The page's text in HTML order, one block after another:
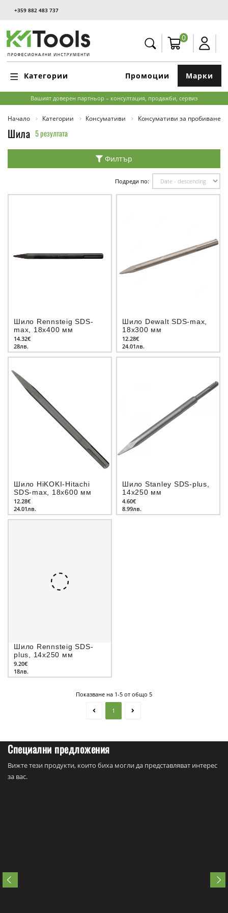
+359 882 483 737
0
Категории Марки
Промоции
Вашият доверен партньор – консултация, продажби, сервиз
Начало Категории Консумативи Консумативи за пробиване
Шила 5 резултата
Филтър
Подреди по:
Шило Rennsteig SDS-
max, 18x400 мм
14.32€
28лв.
Шило Dewalt SDS-max,
18x300 мм
12.28€
24.01лв.
Шило HiKOKI-Hitachi
SDS-max, 18x600 мм
12.28€
24.01лв.
Шило Stanley SDS-plus,
14x250 мм
4.60€
8.99лв.
Шило Rennsteig SDS-
plus, 14x250 мм
9.20€
18лв.
Показване на 1-5 от общо 5
1
Специални предложения
Вижте тези продукти, които биха могли да представляват интерес
за вас.